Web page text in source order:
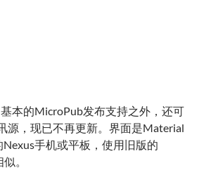
本的MicroPub发布支持之外，还可
源，现已不再更新。界面是Material
手机或平板，使用旧版的
。